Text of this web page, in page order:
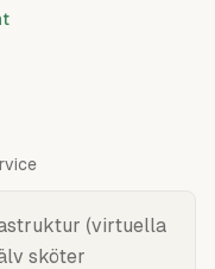
(virtuella
sköter